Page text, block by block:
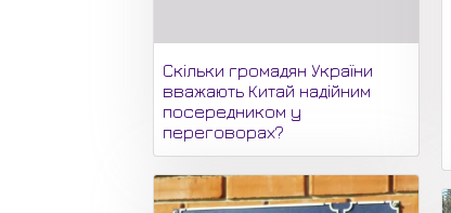
Скільки громадян України
вважають Китай надійним
посередником у
переговорах?